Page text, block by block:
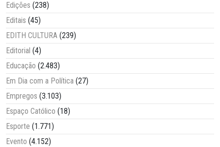
Edições (238)
Editais (45)
EDITH CULTURA (239)
Editorial (4)
Educação (2.483)
Em Dia com a Política (27)
Empregos (3.103)
Espaço Católico (18)
Esporte (1.771)
Evento (4.152)